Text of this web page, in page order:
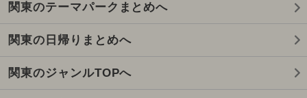
関東のテーマパークまとめへ
関東の日帰りまとめへ
関東のジャンルTOPへ